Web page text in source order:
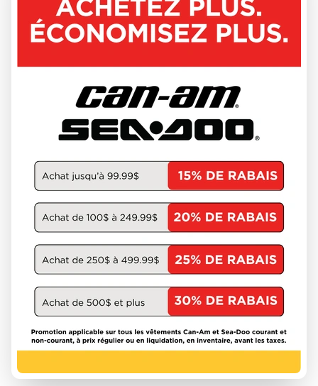
BRUTAL
À partir de24 244 $
DÉCOUVRIR CE MODÈLE